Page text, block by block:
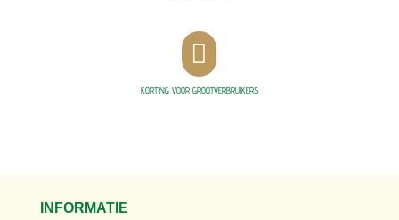

KORTING VOOR GROOTVERBRUIKERS
INFORMATIE